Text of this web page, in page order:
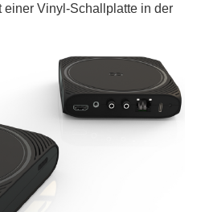
einer Vinyl-Schallplatte in der